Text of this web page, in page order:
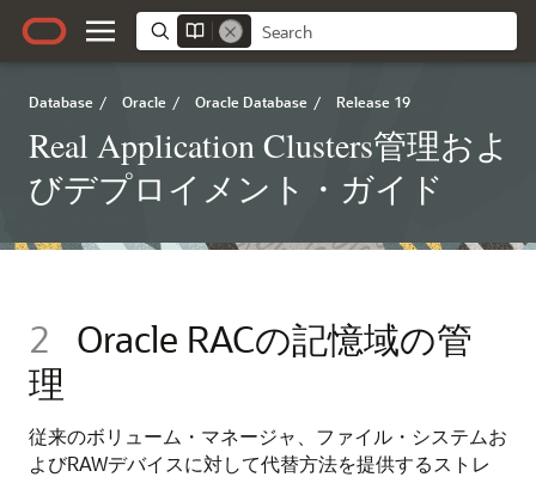
Database / Oracle / Oracle Database / Release 19
Real Application Clusters管理およ
びデプロイメント・ガイド
2
Oracle RACの記憶域の管
理
従来のボリューム・マネージャ、ファイル・システムお
よびRAWデバイスに対して代替方法を提供するストレ